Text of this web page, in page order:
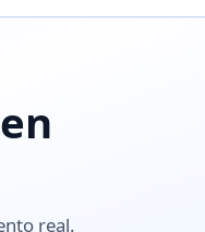
real.